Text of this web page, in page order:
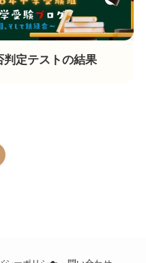
判定テストの結果